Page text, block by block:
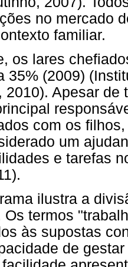
no mercado
familiar.
os lares
35% (2009)
2010). Apesar de
com os
um
e tarefas
ilustra a
Os termos
às supostas
de